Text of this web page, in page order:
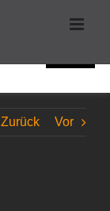
Zurück Vor
der
Sie sich